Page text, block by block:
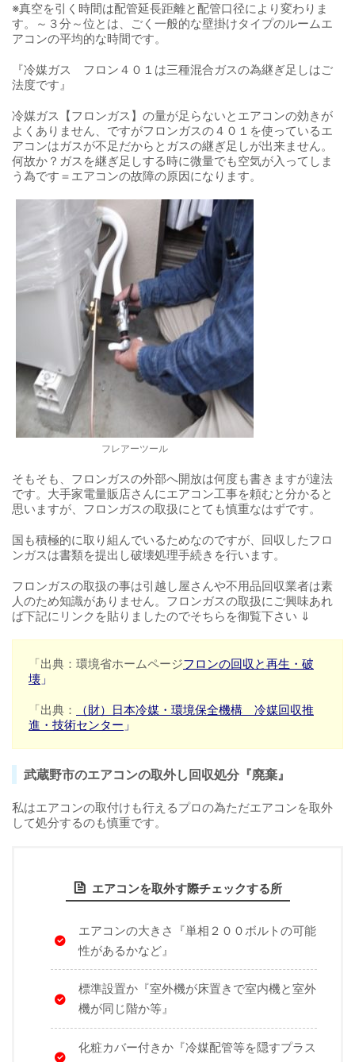
※真空を引く時間は配管延長距離と配管口径により変わりま
す。～３分～位とは、ごく一般的な壁掛けタイプのルームエ
アコンの平均的な時間です。
『冷媒ガス フロン４０１は三種混合ガスの為継ぎ足しはご
法度です』
冷媒ガス【フロンガス】の量が足らないとエアコンの効きが
よくありません、ですがフロンガスの４０１を使っているエ
アコンはガスが不足だからとガスの継ぎ足しが出来ません。
何故か？ガスを継ぎ足しする時に微量でも空気が入ってしま
う為です＝エアコンの故障の原因になります。
フレアーツール
そもそも、フロンガスの外部へ開放は何度も書きますが違法
です。大手家電量販店さんにエアコン工事を頼むと分かると
思いますが、フロンガスの取扱にとても慎重なはずです。
国も積極的に取り組んでいるためなのですが、回収したフロ
ンガスは書類を提出し破壊処理手続きを行います。
フロンガスの取扱の事は引越し屋さんや不用品回収業者は素
人のため知識がありません。フロンガスの取扱にご興味あれ
ば下記にリンクを貼りましたのでそちらを御覧下さい ⇓
「出典：環境省ホームページフロンの回収と再生・破
壊 」
「出典：
（財）日本冷媒・環境保全機構 冷媒回収推
進・技術センター 」
武蔵野市のエアコンの取外し回収処分『廃棄』
私はエアコンの取付けも行えるプロの為ただエアコンを取外
して処分するのも慎重です。
エアコンを取外す際チェックする所
エアコンの大きさ『単相２００ボルトの可能
性があるかなど』
標準設置か『室外機が床置きで室内機と室外
機が同じ階か等』
化粧カバー付きか『冷媒配管等を隠すプラス